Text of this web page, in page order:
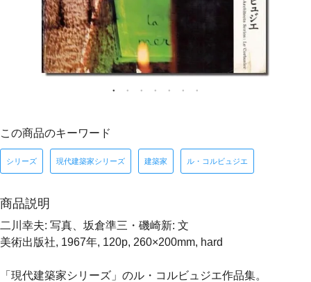
この商品のキーワード
シリーズ 現代建築家シリーズ 建築家 ル・コルビュジエ
商品説明
二川幸夫: 写真、坂倉準三・磯崎新: 文
美術出版社, 1967年, 120p, 260×200mm, hard
「現代建築家シリーズ」のル・コルビュジエ作品集。